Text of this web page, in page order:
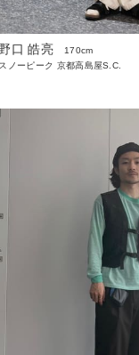
野口 皓亮
170cm
スノーピーク 京都高島屋S.C.